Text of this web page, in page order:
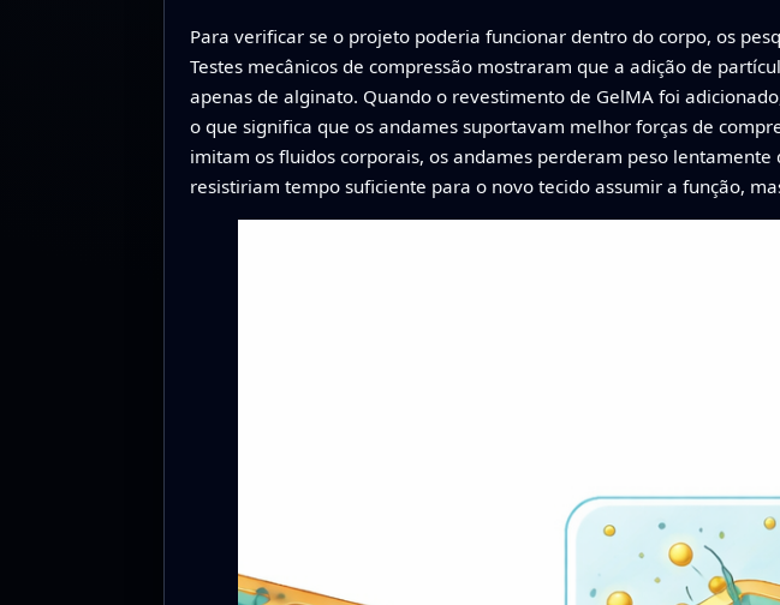
Para verificar se o projeto poderia funcionar dentro do corpo, os
Testes mecânicos de compressão mostraram que a adição de
apenas de alginato. Quando o revestimento de GelMA foi
o que significa que os andames suportavam melhor forças de
imitam os fluidos corporais, os andames perderam peso
resistiriam tempo suficiente para o novo tecido assumir a função,